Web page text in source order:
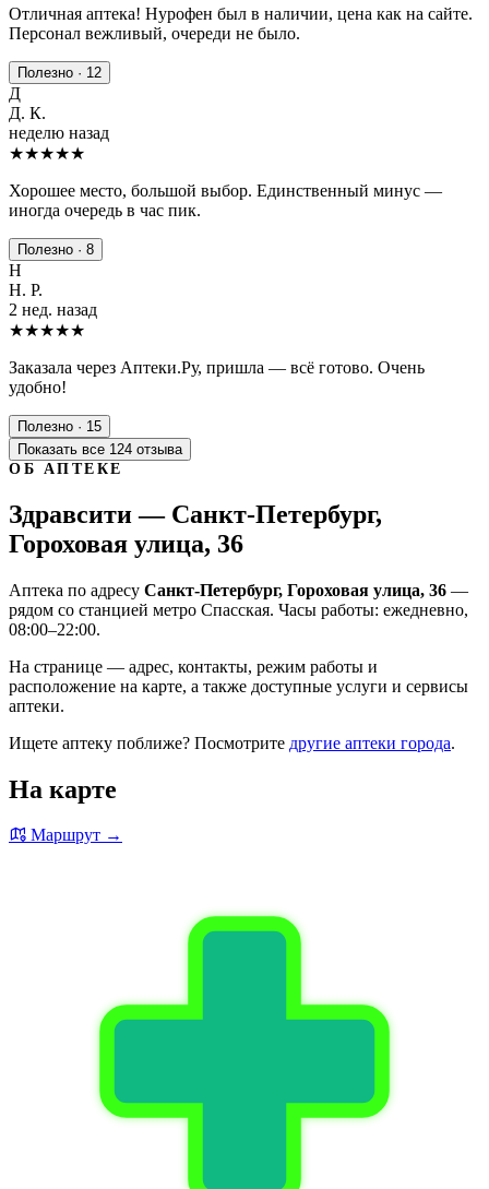
Отличная аптека! Нурофен был в наличии, цена как на сайте.
Персонал вежливый, очереди не было.
Полезно · 12
Д
Д. К.
неделю назад
★★★★★
Хорошее место, большой выбор. Единственный минус —
иногда очередь в час пик.
Полезно · 8
Н
Н. Р.
2 нед. назад
★★★★★
Заказала через Аптеки.Ру, пришла — всё готово. Очень
удобно!
Полезно · 15
Показать все 124 отзыва
ОБ АПТЕКЕ
Здравсити — Санкт-Петербург,
Гороховая улица, 36
Аптека по адресу Санкт-Петербург, Гороховая улица, 36 —
рядом со станцией метро Спасская. Часы работы: ежедневно,
08:00–22:00.
На странице — адрес, контакты, режим работы и
расположение на карте, а также доступные услуги и сервисы
аптеки.
Ищете аптеку поближе? Посмотрите другие аптеки города.
На карте
Маршрут →